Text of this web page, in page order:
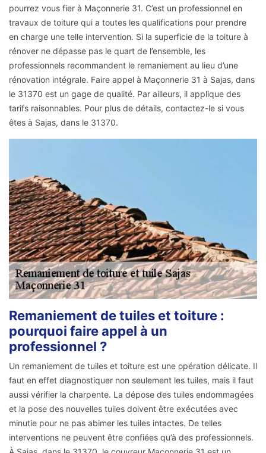
pourrez vous fier à Maçonnerie 31. C’est un professionnel en
travaux de toiture qui a toutes les qualifications pour prendre
en charge une telle intervention. Si la superficie de la toiture à
rénover ne dépasse pas le quart de l’ensemble, les
professionnels recommandent le remaniement au lieu d’une
rénovation intégrale. Faire appel à Maçonnerie 31 à Sajas, dans
le 31370 est un gage de qualité. Par ailleurs, il applique des
tarifs raisonnables. Pour plus de détails, contactez-le si vous
êtes à Sajas, dans le 31370.
Remaniement de tuiles et toiture :
pourquoi faire appel à un
professionnel ?
Un remaniement de tuiles et toiture est une opération délicate. Il
faut en effet diagnostiquer non seulement les tuiles, mais il faut
aussi vérifier la charpente. La dépose des tuiles endommagées
et la pose des nouvelles tuiles doivent être exécutées avec
minutie pour ne pas abimer les tuiles intactes. De telles
interventions ne peuvent être confiées qu’à des professionnels.